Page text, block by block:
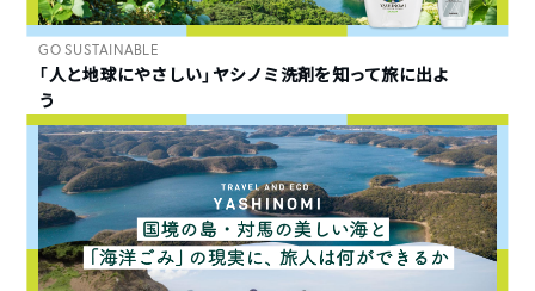
GO SUSTAINABLE
「人と地球にやさしい」ヤシノミ洗剤を知って旅に出よ
う